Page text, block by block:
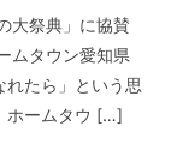
大祭典」に協賛
ムタウン愛知県
れたら」という思
ホームタウ […]